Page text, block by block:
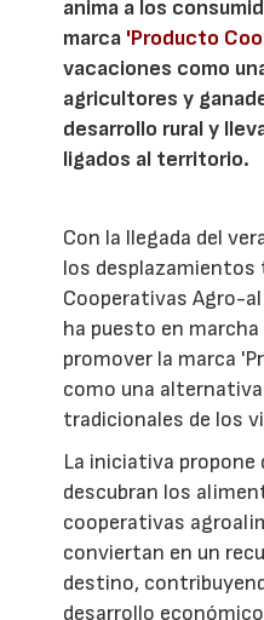
anima a los
marca 'Producto
vacaciones como
agricultores y
desarrollo rural y
ligados al territorio.
Con la llegada del
los
Cooperativas Agro-
ha puesto en marcha
promover la marca
como una
tradicionales de los
La iniciativa
descubran los
cooperativas
conviertan en un
destino,
desarrollo